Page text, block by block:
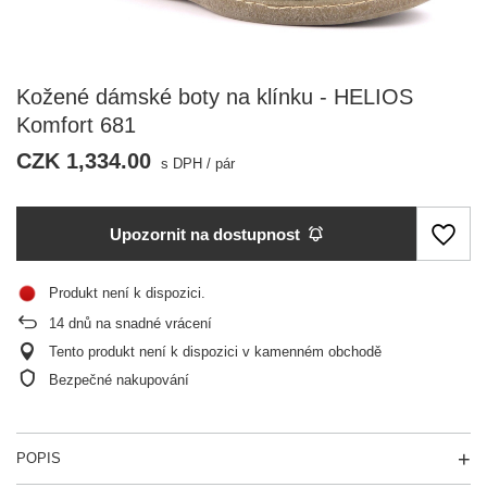
Kožené dámské boty na klínku - HELIOS
Komfort 681
CZK 1,334.00 s DPH / pár
Upozornit na dostupnost
Produkt není k dispozici
14 dnů na snadné vrácení
Tento produkt není k dispozici v kamenném obchodě
Bezpečné nakupování
POPIS